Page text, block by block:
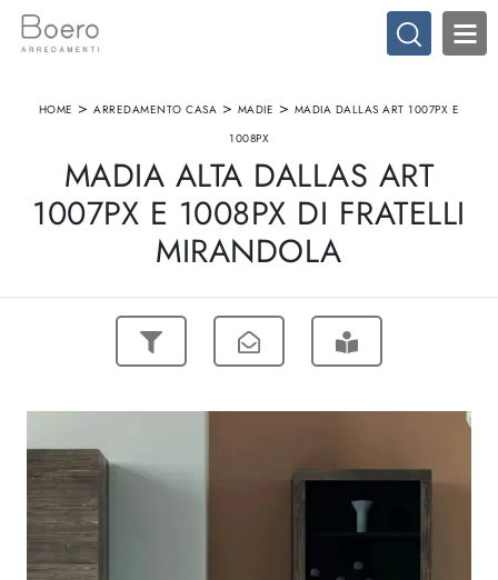
HOME >ARREDAMENTO CASA > MADIE > MADIA DALLAS ART 1007PX E
1008PX
MADIA ALTA DALLAS ART
1007PX E 1008PX DI FRATELLI
MIRANDOLA